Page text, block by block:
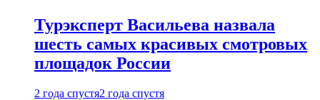
Турэксперт Васильева назвала
шесть самых красивых смотровых
площадок России
2 года спустя2 года спустя